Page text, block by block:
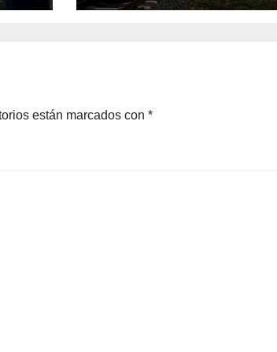
Mendoza
están marcados con *